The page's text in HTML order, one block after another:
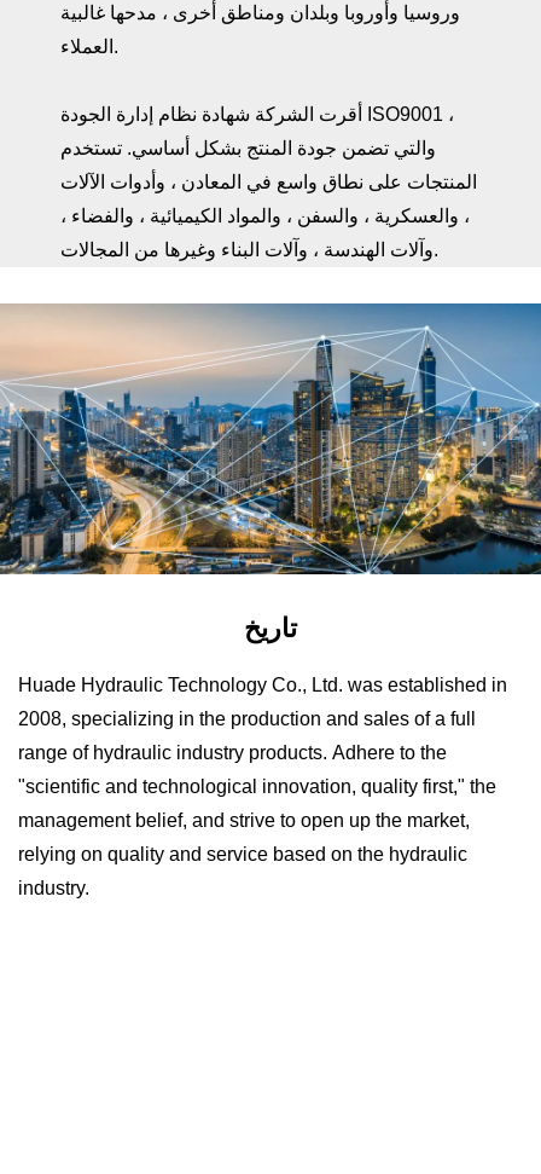
وروسيا وأوروبا وبلدان ومناطق أخرى ، مدحها غالبية
العملاء.
أقرت الشركة شهادة نظام إدارة الجودة ISO9001 ،
والتي تضمن جودة المنتج بشكل أساسي. تستخدم
المنتجات على نطاق واسع في المعادن ، وأدوات الآلات
، والعسكرية ، والسفن ، والمواد الكيميائية ، والفضاء ،
وآلات الهندسة ، وآلات البناء وغيرها من المجالات.
تاريخ
Huade Hydraulic Technology Co., Ltd. was established in
2008, specializing in the production and sales of a full
range of hydraulic industry products. Adhere to the
"scientific and technological innovation, quality first," the
management belief, and strive to open up the market,
relying on quality and service based on the hydraulic
industry.